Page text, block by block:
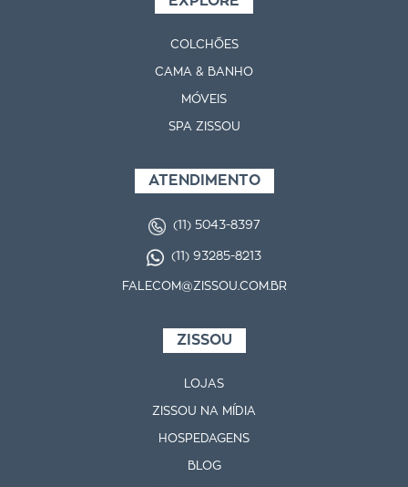
COLCHÕES
CAMA & BANHO
MÓVEIS
SPA ZISSOU
ATENDIMENTO
(11) 5043-8397
(11) 93285-8213
FALECOM@ZISSOU.COM.BR
ZISSOU
LOJAS
ZISSOU NA MÍDIA
HOSPEDAGENS
BLOG